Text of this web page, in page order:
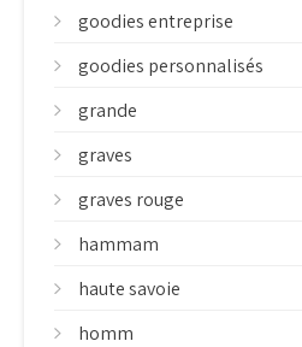
goodies entreprise
goodies personnalisés
grande
graves
graves rouge
hammam
haute savoie
homm